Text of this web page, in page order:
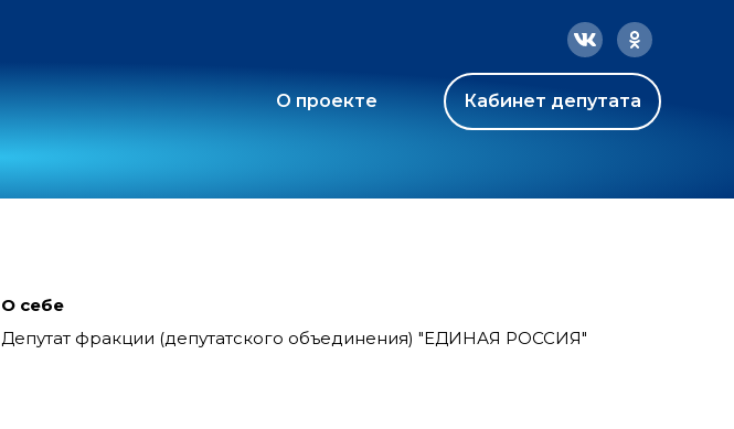
О проекте Кабинет депутата
О себе
Депутат фракции (депутатского объединения) "ЕДИНАЯ РОССИЯ"